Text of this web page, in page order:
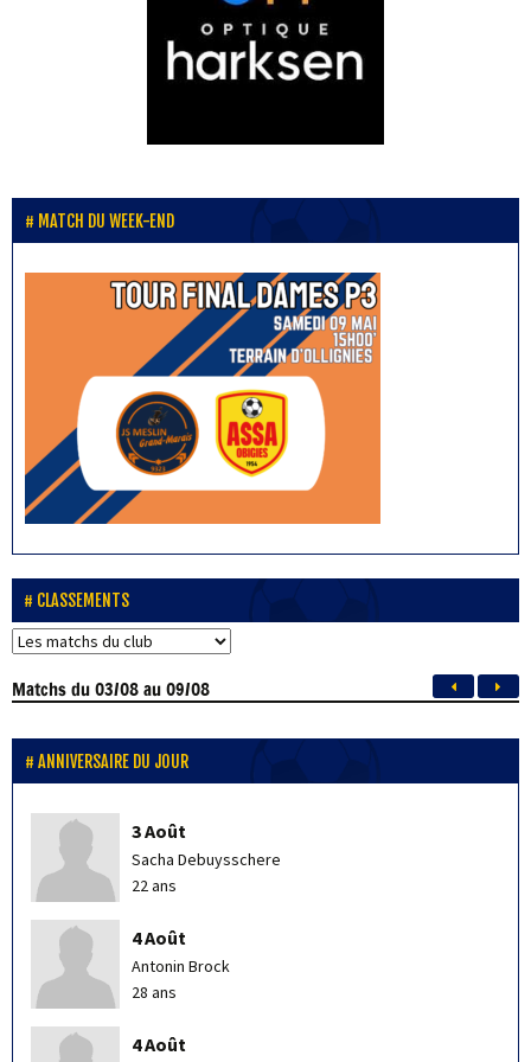
MATCH DU WEEK-END
CLASSEMENTS
Matchsdu 03/08 au 09/08
ANNIVERSAIRE DU JOUR
3 Août
Sacha Debuysschere
22 ans
4 Août
Antonin Brock
28 ans
4 Août